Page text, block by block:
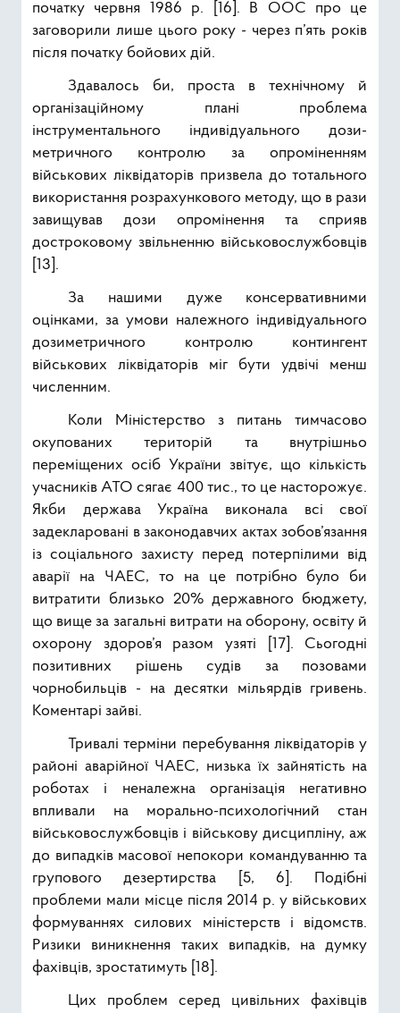
початку червня 1986 р. [16]. В ООС про це
заговорили лише цього року - через п’ять років
після початку бойових дій.
Здавалось би, проста в технічному й
організаційному плані проблема
інструментального індивідуального дози-
метричного контролю за опроміненням
військових ліквідаторів призвела до тотального
використання розрахункового методу, що в рази
завищував дози опромінення та сприяв
достроковому звільненню військовослужбовців
[13].
За нашими дуже консервативними
оцінками, за умови належного індивідуального
дозиметричного контролю контингент
військових ліквідаторів міг бути удвічі менш
численним.
Коли Міністерство з питань тимчасово
окупованих територій та внутрішньо
переміщених осіб України звітує, що кількість
учасників АТО сягає 400 тис., то це насторожує.
Якби держава Україна виконала всі свої
задекларовані в законодавчих актах зобов’язання
із соціального захисту перед потерпілими від
аварії на ЧАЕС, то на це потрібно було би
витратити близько 20% державного бюджету,
що вище за загальні витрати на оборону, освіту й
охорону здоров’я разом узяті [17]. Сьогодні
позитивних рішень судів за позовами
чорнобильців - на десятки мільярдів гривень.
Коментарі зайві.
Тривалі терміни перебування ліквідаторів у
районі аварійної ЧАЕС, низька їх зайнятість на
роботах і неналежна організація негативно
впливали на морально-психологічний стан
військовослужбовців і військову дисципліну, аж
до випадків масової непокори командуванню та
групового дезертирства [5, 6]. Подібні
проблеми мали місце після 2014 р. у військових
формуваннях силових міністерств і відомств.
Ризики виникнення таких випадків, на думку
фахівців, зростатимуть [18].
Цих проблем серед цивільних фахівців